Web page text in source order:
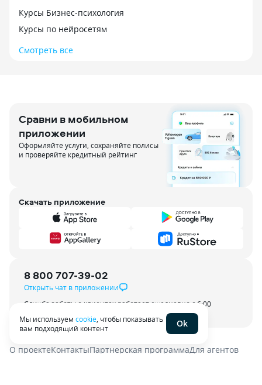
Курсы Бизнес-психология
Курсы по нейросетям
Смотреть все
Сравни в мобильном
приложении
Оформляйте услуги, сохраняйте полисы
и проверяйте кредитный рейтинг
Скачать приложение
8 800 707-39-02
Открыть чат в приложении
Служба заботы о клиентах работает ежедневно с 6:00
О проектеКонтактыПартнерская программаДля агентов
Мы используем cookie , чтобы показывать
вам подходящий контент
Ok